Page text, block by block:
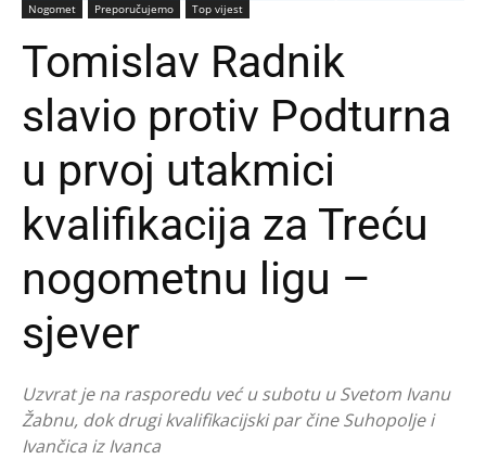
Nogomet Preporučujemo Top vijest
Tomislav Radnik
slavio protiv Podturna
u prvoj utakmici
kvalifikacija za Treću
nogometnu ligu –
sjever
Uzvrat je na rasporedu već u subotu u Svetom Ivanu
Žabnu, dok drugi kvalifikacijski par čine Suhopolje i
Ivančica iz Ivanca